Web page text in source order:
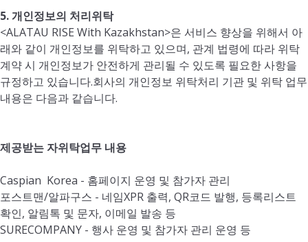
5.개인정보의 처리위탁
<ALATAU RISE With Kazakhstan>은 서비스 향상을 위해서 아
래와 같이 개인정보를 위탁하고 있으며, 관계 법령에 따라 위탁
계약 시 개인정보가 안전하게 관리될 수 있도록 필요한 사항을
규정하고 있습니다.회사의 개인정보 위탁처리 기관 및 위탁 업무
내용은 다음과 같습니다.
제공받는 자위탁업무 내용
Caspian Korea - 홈페이지 운영 및 참가자 관리
포스트맨/알파구스 - 네임XPR 출력, QR코드 발행, 등록리스트
확인, 알림톡 및 문자, 이메일 발송 등
SURECOMPANY - 행사 운영 및 참가자 관리 운영 등